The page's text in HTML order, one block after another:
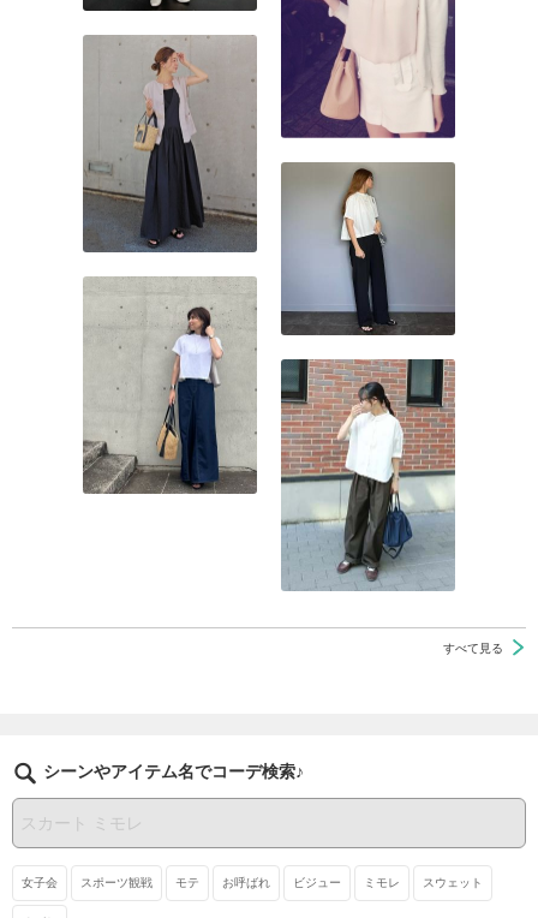
すべて見る
シーンやアイテム名でコーデ検索♪
女子会 スポーツ観戦 モテ お呼ばれ ビジュー ミモレ スウェット